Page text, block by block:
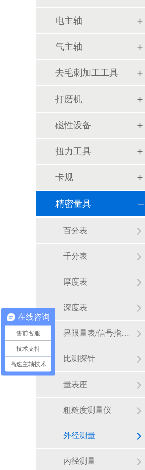
电主轴
气主轴
去毛刺加工工具
打磨机
磁性设备
扭力工具
卡规
精密量具
百分表
千分表
厚度表
深度表
界限量表/信号指示量表
比测探针
量表座
粗糙度测量仪
外径测量
内径测量
在线咨询
售前客服
技术支持
高速主轴技术